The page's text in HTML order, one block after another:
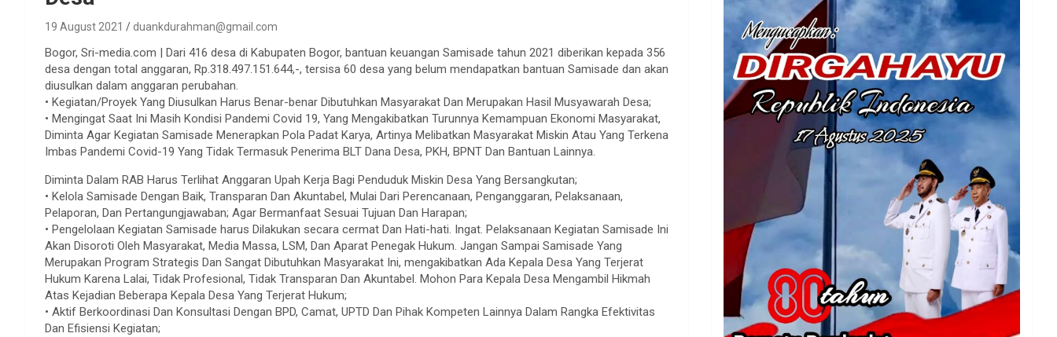
19 August 2021 duankdurahman@gmail.com
Bogor, Sri-media.com | Dari 416 desa di Kabupaten Bogor, bantuan keuangan Samisade tahun 2021 diberikan kepada 356
desa dengan total anggaran, Rp.318.497.151.644,-, tersisa 60 desa yang belum mendapatkan bantuan Samisade dan akan
diusulkan dalam anggaran perubahan.
• Kegiatan/Proyek Yang Diusulkan Harus Benar-benar Dibutuhkan Masyarakat Dan Merupakan Hasil Musyawarah Desa;
• Mengingat Saat Ini Masih Kondisi Pandemi Covid 19, Yang Mengakibatkan Turunnya Kemampuan Ekonomi Masyarakat,
Diminta Agar Kegiatan Samisade Menerapkan Pola Padat Karya, Artinya Melibatkan Masyarakat Miskin Atau Yang Terkena
Imbas Pandemi Covid-19 Yang Tidak Termasuk Penerima BLT Dana Desa, PKH, BPNT Dan Bantuan Lainnya.
Diminta Dalam RAB Harus Terlihat Anggaran Upah Kerja Bagi Penduduk Miskin Desa Yang Bersangkutan;
• Kelola Samisade Dengan Baik, Transparan Dan Akuntabel, Mulai Dari Perencanaan, Penganggaran, Pelaksanaan,
Pelaporan, Dan Pertangungjawaban; Agar Bermanfaat Sesuai Tujuan Dan Harapan;
• Pengelolaan Kegiatan Samisade harus Dilakukan secara cermat Dan Hati-hati. Ingat. Pelaksanaan Kegiatan Samisade Ini
Akan Disoroti Oleh Masyarakat, Media Massa, LSM, Dan Aparat Penegak Hukum. Jangan Sampai Samisade Yang
Merupakan Program Strategis Dan Sangat Dibutuhkan Masyarakat Ini, mengakibatkan Ada Kepala Desa Yang Terjerat
Hukum Karena Lalai, Tidak Profesional, Tidak Transparan Dan Akuntabel. Mohon Para Kepala Desa Mengambil Hikmah
Atas Kejadian Beberapa Kepala Desa Yang Terjerat Hukum;
• Aktif Berkoordinasi Dan Konsultasi Dengan BPD, Camat, UPTD Dan Pihak Kompeten Lainnya Dalam Rangka Efektivitas
Dan Efisiensi Kegiatan;